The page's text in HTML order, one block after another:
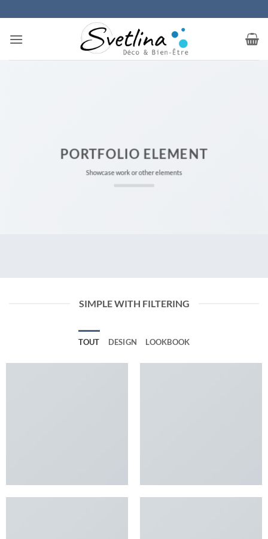
au
contenu
PORTFOLIO ELEMENT
Showcase work or other elements
SIMPLE WITH FILTERING
TOUT DESIGN LOOKBOOK